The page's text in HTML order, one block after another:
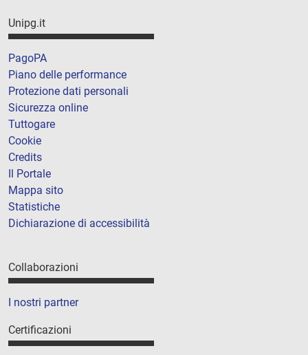
Unipg.it
PagoPA
Piano delle performance
Protezione dati personali
Sicurezza online
Tuttogare
Cookie
Credits
Il Portale
Mappa sito
Statistiche
Dichiarazione di accessibilità
Collaborazioni
I nostri partner
Certificazioni